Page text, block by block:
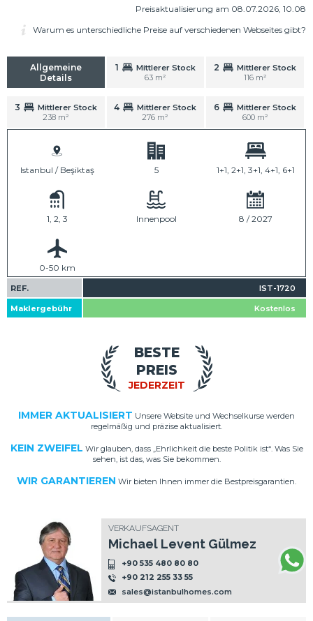
Preisaktualisierung am 08.07.2026, 10.08
Warum es unterschiedliche Preise auf verschiedenen Webseites gibt?
Allgemeine
Details
1
Mittlerer Stock
63 m²
2
Mittlerer Stock
116 m²
3
Mittlerer Stock
238 m²
4
Mittlerer Stock
276 m²
6
Mittlerer Stock
600 m²
Istanbul / Beşiktaş 5 1+1, 2+1, 3+1, 4+1, 6+1
1, 2, 3 Innenpool 8 / 2027
0-50 km
REF. IST-1720
Maklergebühr Kostenlos
JEDERZEIT
BESTE
PREIS
IMMER AKTUALISIERT Unsere Website und Wechselkurse werden
regelmäßig und präzise aktualisiert.
KEIN ZWEIFEL Wir glauben, dass „Ehrlichkeit die beste Politik ist“. Was Sie
sehen, ist das, was Sie bekommen.
WIR GARANTIEREN Wir bieten Ihnen immer die Bestpreisgarantien.
VERKAUFSAGENT
Michael Levent Gülmez
+90 535 480 80 80
+90 212 255 33 55
sales@istanbulhomes.com